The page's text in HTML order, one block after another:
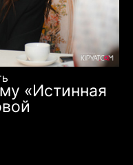
«Истинная